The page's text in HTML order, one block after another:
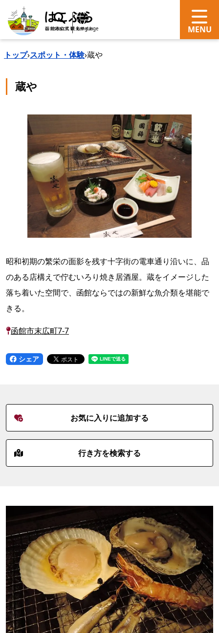
search Language
トップ›スポット・体験›蔵や
蔵や
昭和初期の繁栄の面影を残す十字街の電車通り沿いに、品
のある店構えで佇むいろり焼き居酒屋。蔵をイメージした
落ち着いた空間で、函館ならではの新鮮な魚介類を堪能で
きる。
函館市末広町7-7
シェア
お気に入りに追加する
行き方を検索する